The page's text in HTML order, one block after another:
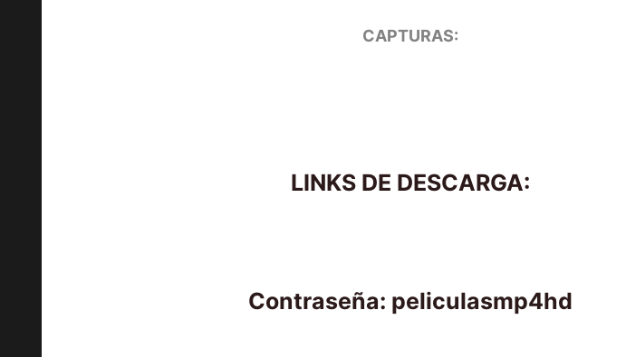
CAPTURAS:
LINKS DE DESCARGA:
Contraseña: peliculasmp4hd